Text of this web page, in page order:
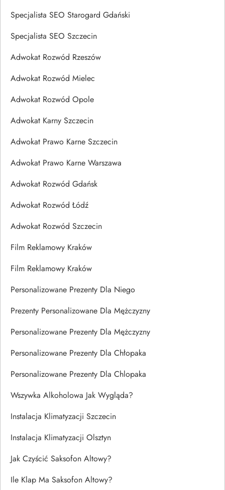
Specjalista SEO Starogard Gdański
Specjalista SEO Szczecin
Adwokat Rozwód Rzeszów
Adwokat Rozwód Mielec
Adwokat Rozwód Opole
Adwokat Karny Szczecin
Adwokat Prawo Karne Szczecin
Adwokat Prawo Karne Warszawa
Adwokat Rozwód Gdańsk
Adwokat Rozwód Łódź
Adwokat Rozwód Szczecin
Film Reklamowy Kraków
Film Reklamowy Kraków
Personalizowane Prezenty Dla Niego
Prezenty Personalizowane Dla Mężczyzny
Personalizowane Prezenty Dla Mężczyzny
Personalizowane Prezenty Dla Chłopaka
Personalizowane Prezenty Dla Chlopaka
Wszywka Alkoholowa Jak Wygląda?
Instalacja Klimatyzacji Szczecin
Instalacja Klimatyzacji Olsztyn
Jak Czyścić Saksofon Altowy?
Ile Klap Ma Saksofon Altowy?